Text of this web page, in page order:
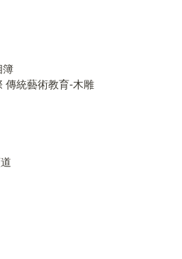
簿
傳統藝術教育-木雕